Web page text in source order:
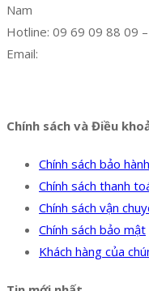
Nam
Hotline: 09 69 09 88 09
Email:
Chính sách và Điều
Chính sách bảo hành
Chính sách thanh
Chính sách vận
Chính sách bảo mật
Khách hàng của